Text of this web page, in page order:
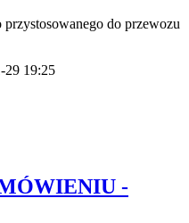
do przewozu
29 19:25
-